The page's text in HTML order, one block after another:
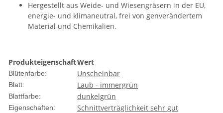
Hergestellt aus Weide- und Wiesengräsern in der EU,
energie- und klimaneutral, frei von genverändertem
Material und Chemikalien.
ProdukteigenschaftWert
Blütenfarbe: Unscheinbar
Blatt: Laub - immergrün
Blattfarbe: dunkelgrün
Eigenschaften: Schnittverträglichkeit sehr gut